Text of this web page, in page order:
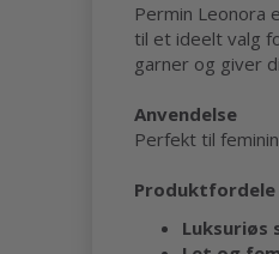
Permin Leonora
til et ideelt valg
garner og giver
Anvendelse
Perfekt til
Produktfordele
Luksuriøs